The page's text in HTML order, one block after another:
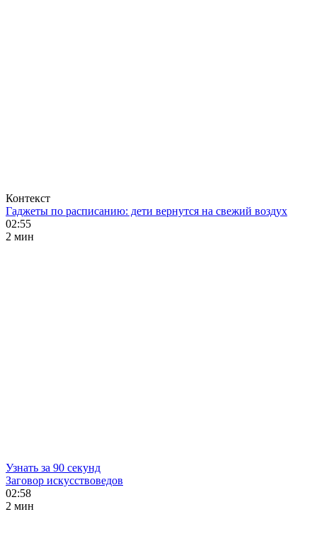
Контекст
Гаджеты по расписанию: дети вернутся на свежий воздух
02:55
2 мин
Узнать за 90 секунд
Заговор искусствоведов
02:58
2 мин